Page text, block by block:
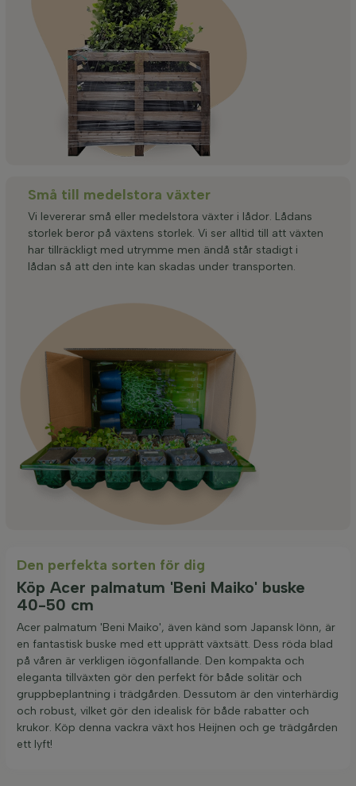
Små till medelstora växter
Vi levererar små eller medelstora växter i lådor. Lådans
storlek beror på växtens storlek. Vi ser alltid till att växten
har tillräckligt med utrymme men ändå står stadigt i
lådan så att den inte kan skadas under transporten.
Den perfekta sorten för dig
Köp Acer palmatum 'Beni Maiko' buske
40-50 cm
Acer palmatum 'Beni Maiko', även känd som Japansk lönn, är
en fantastisk buske med ett upprätt växtsätt. Dess röda blad
på våren är verkligen iögonfallande. Den kompakta och
eleganta tillväxten gör den perfekt för både solitär och
gruppbeplantning i trädgården. Dessutom är den vinterhärdig
och robust, vilket gör den idealisk för både rabatter och
krukor. Köp denna vackra växt hos Heijnen och ge trädgården
ett lyft!